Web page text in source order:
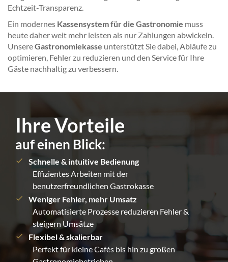
Echtzeit-Transparenz.
Ein modernes Kassensystem für die Gastronomie muss
heute daher weit mehr leisten als nur Zahlungen abwickeln.
UnsereGastronomiekasse unterstützt Sie dabei, Abläufe zu
optimieren, Fehler zu reduzieren und den Service für Ihre
Gäste nachhaltig zu verbessern.
Ihre Vorteile
auf einen Blick:
Schnelle & intuitive Bedienung
Effizientes Arbeiten mit der
benutzerfreundlichen Gastrokasse
Weniger Fehler, mehr Umsatz
Automatisierte Prozesse reduzieren Fehler &
steigern Umsätze
Flexibel & skalierbar
Perfekt für kleine Cafés bis hin zu großen